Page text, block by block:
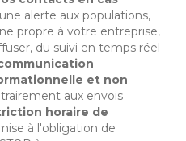
alerte aux populations,
propre à votre entreprise,
du suivi en temps réel
et non
aux envois
horaire de
à l'obligation de